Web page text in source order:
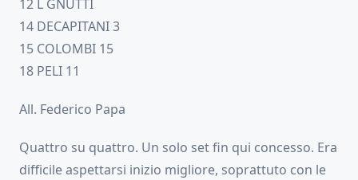
12 L GNUTTI
14 DECAPITANI 3
15 COLOMBI 15
18 PELI 11
All. Federico Papa
Quattro su quattro. Un solo set fin qui concesso. Era
difficile aspettarsi inizio migliore, soprattuto con le